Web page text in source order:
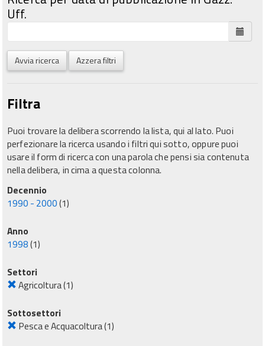
Uff.
Avvia ricerca Azzera filtri
Filtra
Puoi trovare la delibera scorrendo la lista, qui al lato. Puoi
perfezionare la ricerca usando i filtri qui sotto, oppure puoi
usare il form di ricerca con una parola che pensi sia contenuta
nella delibera, in cima a questa colonna.
Decennio
1990 - 2000(1)
Anno
1998(1)
Settori
Agricoltura(1)
Sottosettori
Pesca e Acquacoltura(1)